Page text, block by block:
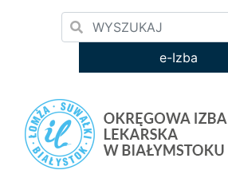
e-Izba